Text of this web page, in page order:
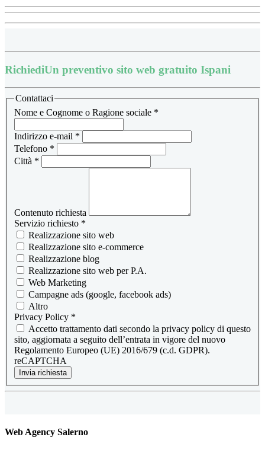
RichiediUn preventivo sito web gratuito Ispani
Contattaci
Nome e Cognome o Ragione sociale *
Indirizzo e-mail *
Telefono *
Città *
Contenuto richiesta
Servizio richiesto *
Realizzazione sito web
Realizzazione sito e-commerce
Realizzazione blog
Realizzazione sito web per P.A.
Web Marketing
Campagne ads (google, facebook ads)
Altro
Privacy Policy *
Accetto trattamento dati secondo la privacy policy di questo
sito, aggiornata a seguito dell’entrata in vigore del nuovo
Regolamento Europeo (UE) 2016/679 (c.d. GDPR).
reCAPTCHA
Invia richiesta
Web Agency Salerno